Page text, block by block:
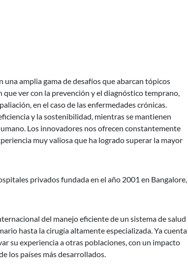
amplia gama de desafíos que abarcan tópicos
ver con la prevención y el diagnóstico temprano,
en el caso de las enfermedades crónicas.
y la sostenibilidad, mientras se mantienen
Los innovadores nos ofrecen constantemente
muy valiosa que ha logrado superar la mayor
privados fundada en el año 2001 en Bangalore,
del manejo eficiente de un sistema de salud
hasta la cirugía altamente especializada. Ya cuenta
su experiencia a otras poblaciones, con un impacto
los países más desarrollados.